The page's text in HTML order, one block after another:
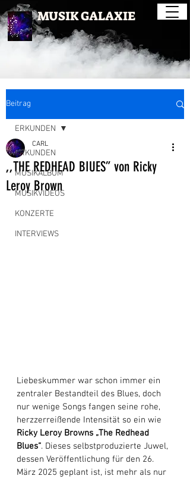
MUSIK GALAXIE
Beitrag
ERKUNDEN
MUSIKALBUM
MUSIKVIDEOS
KONZERTE
INTERVIEWS
ERKUNDEN
,,THE REDHEAD BIUES” von Ricky
Leroy Brown
CARL
Liebeskummer war schon immer ein
zentraler Bestandteil des Blues, doch
nur wenige Songs fangen seine rohe,
herzzerreißende Intensität so ein wie
Ricky Leroy Browns „The Redhead
Blues“. Dieses selbstproduzierte Juwel,
dessen Veröffentlichung für den 26.
März 2025 geplant ist, ist mehr als nur